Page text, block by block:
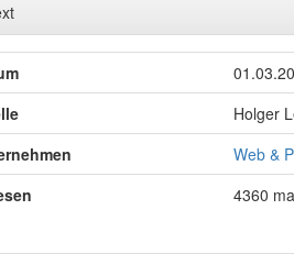
Holger
Web &
4360